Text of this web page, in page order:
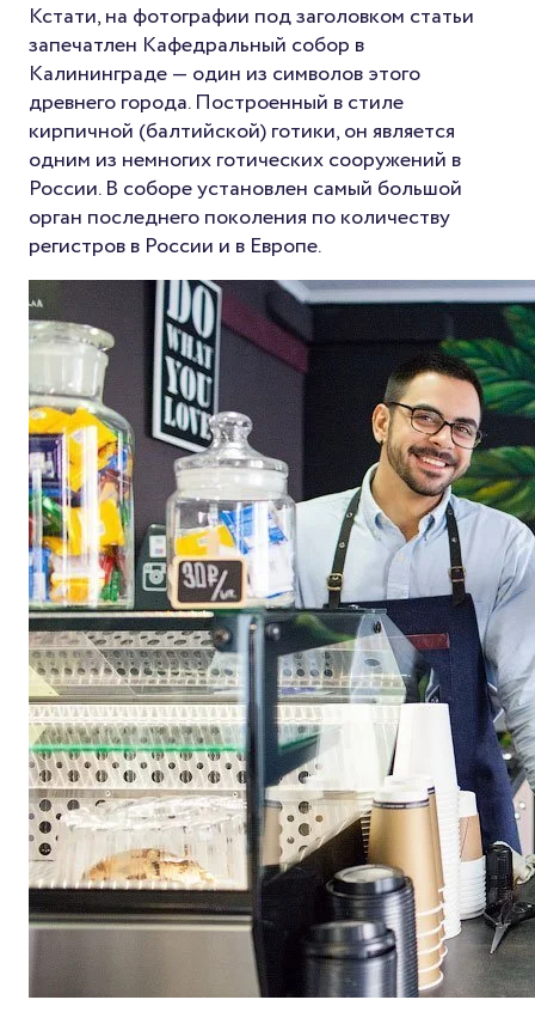
Кстати, на фотографии под заголовком статьи
запечатлен Кафедральный собор в
Калининграде — один из символов этого
древнего города. Построенный в стиле
кирпичной (балтийской) готики, он является
одним из немногих готических сооружений в
России. В соборе установлен самый большой
орган последнего поколения по количеству
регистров в России и в Европе.